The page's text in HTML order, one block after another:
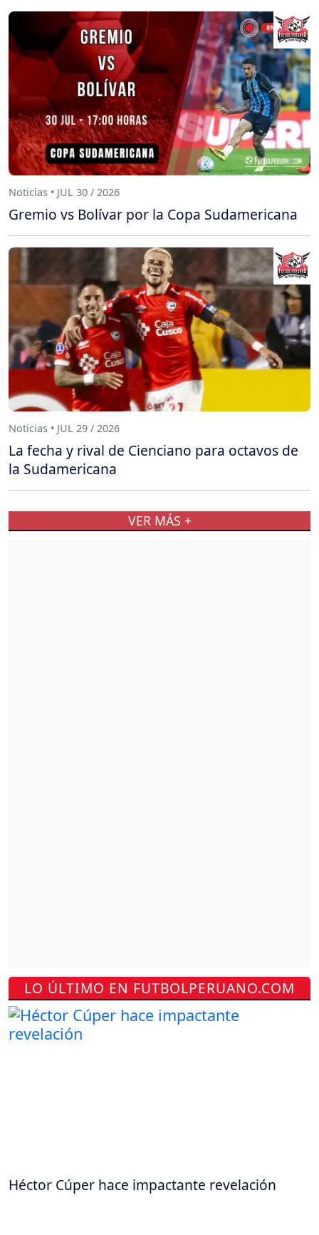
LO ÚLTIMO EN FUTBOLPERUANO.COM
Héctor Cúper hace impactante revelación
Noticias • JUL 30 / 2026
Gremio vs Bolívar por la Copa Sudamericana
Noticias • JUL 29 / 2026
La fecha y rival de Cienciano para octavos de
la Sudamericana
VER MÁS +